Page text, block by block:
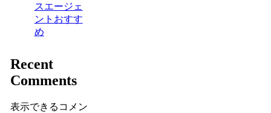
スエージェ
ントおすす
め
Recent
Comments
表示できるコメン